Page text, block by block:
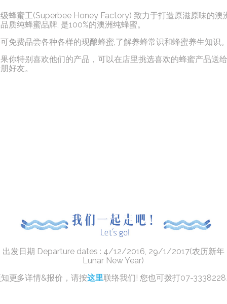
蜂蜜工(Superbee Honey Factory) 致力于打造原滋原味的澳
质纯蜂蜜品牌, 是100%的澳洲纯蜂蜜。
免费品尝各种各样的现酿蜂蜜,了解养蜂常识和蜂蜜养生知识
你特别喜欢他们的产品，可以在店里挑选喜欢的蜂蜜产品送给
好友。
出发日期 Departure dates : 4/12/2016, 29/1/2017(农历新年
Lunar New Year)
更多详情&报价，请按这里联络我们! 您也可拨打07-